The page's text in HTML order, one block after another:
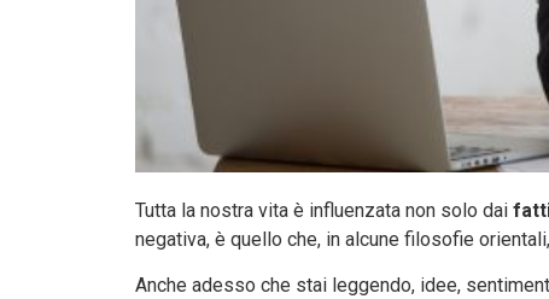
Tutta la nostra vita è influenzata non solo dai
negativa, è quello che, in alcune filosofie
Anche adesso che stai leggendo, idee,